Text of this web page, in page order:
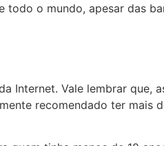
todo o mundo, apesar das
Internet. Vale lembrar que,
recomendado ter mais